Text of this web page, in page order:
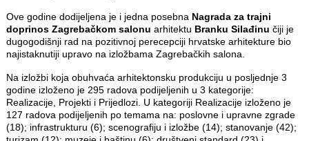
Ove godine dodijeljena je i jedna posebna Nagrada za trajni
doprinos Zagrebačkom salonu arhitektu Branku Silađinu čiji je
dugogodišnji rad na pozitivnoj perecepciji hrvatske arhitekture bio
najistaknutiji upravo na izložbama Zagrebačkih salona.
Na izložbi koja obuhvaća arhitektonsku produkciju u posljednje 3
godine izloženo je 295 radova podijeljenih u 3 kategorije:
Realizacije, Projekti i Prijedlozi. U kategoriji Realizacije izloženo je
127 radova podijeljenih po temama na: poslovne i upravne zgrade
(18); infrastrukturu (6); scenografiju i izložbe (14); stanovanje (42);